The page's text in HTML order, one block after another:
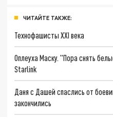
ЧИТАЙТЕ ТАКЖЕ:
Технофашисты XXI века
Оплеуха Маску. "Пора снять
Starlink
Даня с Дашей спаслись от
закончились